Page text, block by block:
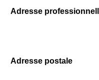
Adresse
Adresse postale